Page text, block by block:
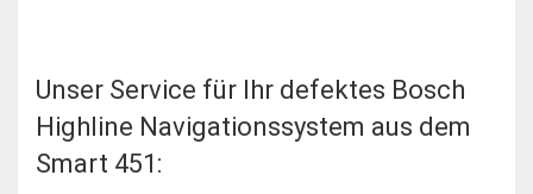
Unser Service für Ihr defektes Bosch
Highline Navigationssystem aus dem
Smart 451: